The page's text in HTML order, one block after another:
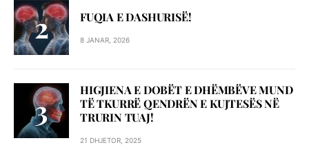
FUQIA E DASHURISË!
8 JANAR, 2026
HIGJIENA E DOBËT E DHËMBËVE MUND
TË TKURRË QENDRËN E KUJTESËS NË
TRURIN TUAJ!
21 DHJETOR, 2025